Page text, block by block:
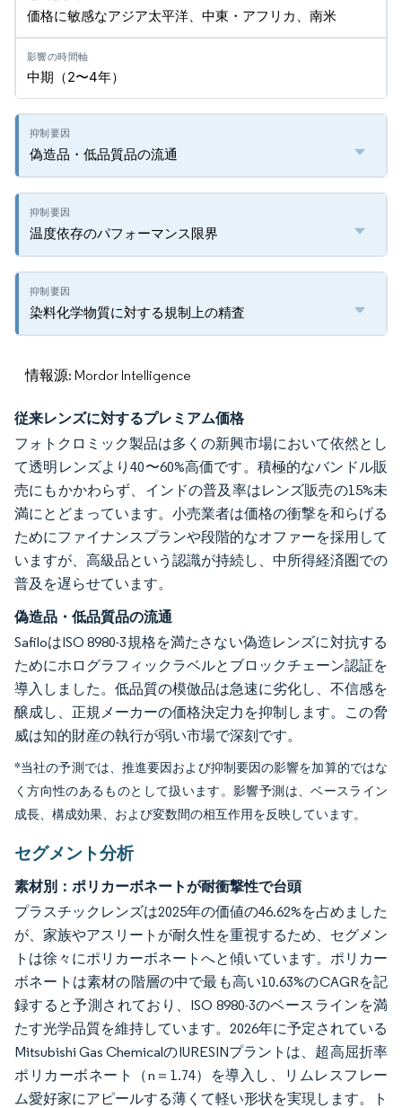
価格に敏感なアジア太平洋、中東・アフリカ、南米
中期（2〜4年）
偽造品・低品質品の流通
温度依存のパフォーマンス限界
染料化学物質に対する規制上の精査
情報源: Mordor Intelligence
従来レンズに対するプレミアム価格
フォトクロミック製品は多くの新興市場において依然とし
て透明レンズより40〜60%高価です。積極的なバンドル販
売にもかかわらず、インドの普及率はレンズ販売の15%未
満にとどまっています。小売業者は価格の衝撃を和らげる
ためにファイナンスプランや段階的なオファーを採用して
いますが、高級品という認識が持続し、中所得経済圏での
普及を遅らせています。
偽造品・低品質品の流通
SafiloはISO 8980-3規格を満たさない偽造レンズに対抗する
ためにホログラフィックラベルとブロックチェーン認証を
導入しました。低品質の模倣品は急速に劣化し、不信感を
醸成し、正規メーカーの価格決定力を抑制します。この脅
威は知的財産の執行が弱い市場で深刻です。
*当社の予測では、推進要因および抑制要因の影響を加算的ではな
く方向性のあるものとして扱います。影響予測は、ベースライン
成長、構成効果、および変数間の相互作用を反映しています。
セグメント分析
素材別：ポリカーボネートが耐衝撃性で台頭
プラスチックレンズは2025年の価値の46.62%を占めました
が、家族やアスリートが耐久性を重視するため、セグメン
トは徐々にポリカーボネートへと傾いています。ポリカー
ボネートは素材の階層の中で最も高い10.63%のCAGRを記
録すると予測されており、ISO 8980-3のベースラインを満
たす光学品質を維持しています。2026年に予定されている
Mitsubishi Gas ChemicalのIURESINプラントは、超高屈折率
ポリカーボネート（n＝1.74）を導入し、リムレスフレー
ム愛好家にアピールする薄くて軽い形状を実現します。ト